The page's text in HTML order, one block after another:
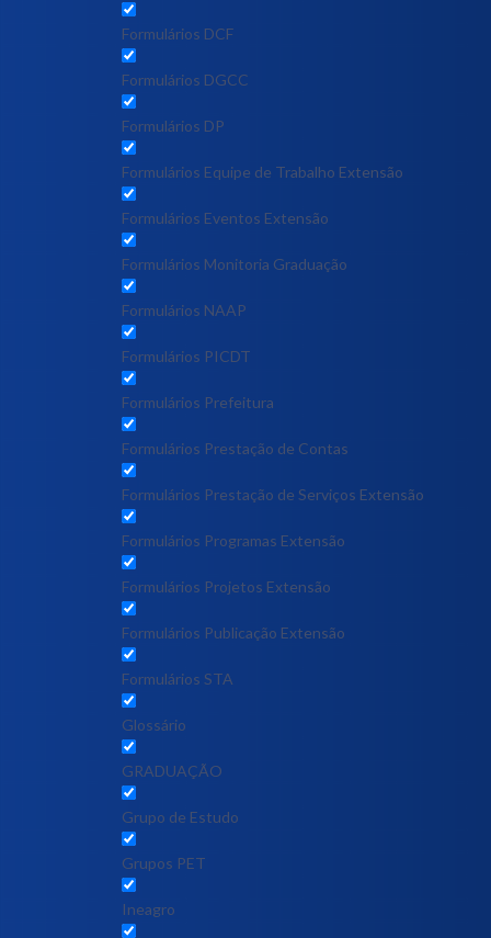
Formulários DCF
Formulários DGCC
Formulários DP
Formulários Equipe de Trabalho Extensão
Formulários Eventos Extensão
Formulários Monitoria Graduação
Formulários NAAP
Formulários PICDT
Formulários Prefeitura
Formulários Prestação de Contas
Formulários Prestação de Serviços Extensão
Formulários Programas Extensão
Formulários Projetos Extensão
Formulários Publicação Extensão
Formulários STA
Glossário
GRADUAÇÃO
Grupo de Estudo
Grupos PET
Ineagro